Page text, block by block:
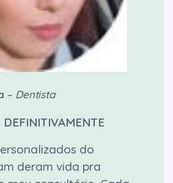
– Dentista
DEFINITIVAMENTE
do
deram vida pra